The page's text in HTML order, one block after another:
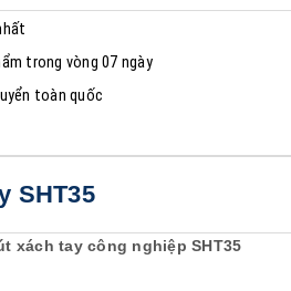
trong vòng 07 ngày
toàn quốc
SHT35
xách tay công nghiệp SHT35